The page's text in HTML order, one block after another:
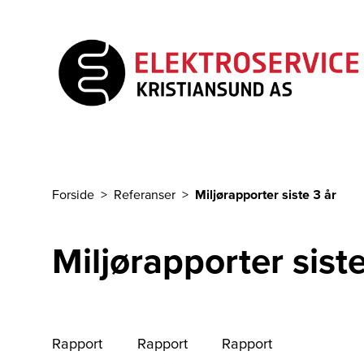
Forside Referanser Miljørapporter siste 3 år
Miljørapporter
Rapport
Rapport
Rapport